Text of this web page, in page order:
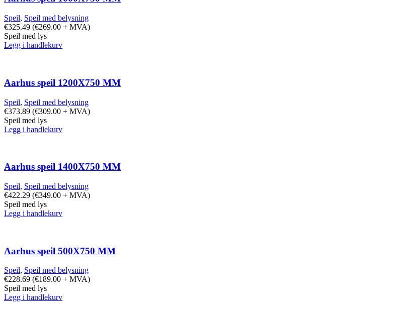
Speil, Speil med belysning
€325.49 (€269.00 + MVA)
Speil med lys
Legg i handlekurv
Aarhus speil 1200X750 MM
Speil, Speil med belysning
€373.89 (€309.00 + MVA)
Speil med lys
Legg i handlekurv
Aarhus speil 1400X750 MM
Speil, Speil med belysning
€422.29 (€349.00 + MVA)
Speil med lys
Legg i handlekurv
Aarhus speil 500X750 MM
Speil, Speil med belysning
€228.69 (€189.00 + MVA)
Speil med lys
Legg i handlekurv